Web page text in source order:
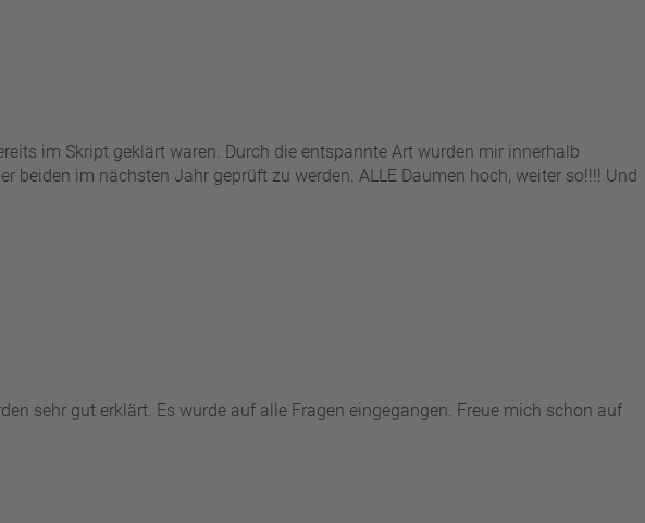
im Skript geklärt waren. Durch die entspannte Art wurden mir innerhalb
im nächsten Jahr geprüft zu werden. ALLE Daumen hoch, weiter so!!!! Und
sehr gut erklärt. Es wurde auf alle Fragen eingegangen. Freue mich schon auf